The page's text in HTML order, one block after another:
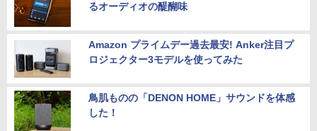
るオーディオの醍醐味
Amazon プライムデー過去最安! Anker注目プ
ロジェクター3モデルを使ってみた
鳥肌ものの「DENON HOME」サウンドを体感
した！